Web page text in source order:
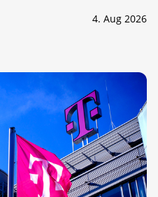
4. Aug 2026